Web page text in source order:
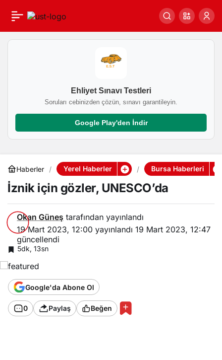
Ehliyet Sınavı Testleri
Soruları cebinizden çözün, sınavı garantileyin.
Google Play'den İndir
Haberler Yerel Haberler Bursa Haberleri
İznik için gözler, UNESCO’da
Okan Güneş tarafından yayınlandı
19 Mart 2023, 12:00 yayınlandı 19 Mart 2023, 12:47
güncellendi
5dk, 13sn
Google'da Abone Ol
0 Paylaş Beğen
İznik için gözler,
UNESCO’da
0